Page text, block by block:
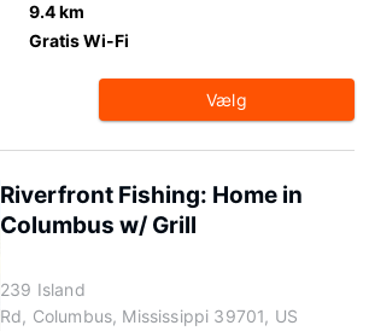
9.4 km
Gratis Wi-Fi
Vælg
Riverfront Fishing: Home in
Columbus w/ Grill
239 Island
Rd, Columbus, Mississippi 39701, US